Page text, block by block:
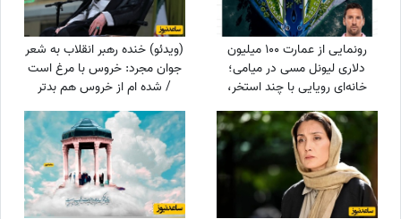
رونمایی از عمارت 100 میلیون
دلاری لیونل مسی در میامی؛
خانه‌ای رویایی با چند استخر،
سینمای خانگی و گاراژ بزرگ!
(ویدئو) خنده رهبر انقلاب به شعر
جوان مجرد: خروس با مرغ است
/ شده ام از خروس هم بدتر